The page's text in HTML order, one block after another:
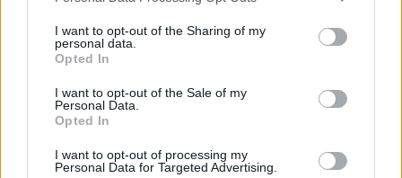
not limited to your visit or usage behaviour. You may click to
grant or deny consent to Google and its third-party tags to
use your data for below specified purposes in below Google
consent section.
I want to opt-out of the Sharing of my
personal data.
Opted In
I want to opt-out of the Sale of my
Personal Data.
Opted In
I want to opt-out of processing my
Personal Data for Targeted Advertising.
Η ανακοίνωση του ΠΑΣΟΚ - Κινήματος Αλλαγής:
"Είναι φανερό ότι επιλογή του Κυριάκου